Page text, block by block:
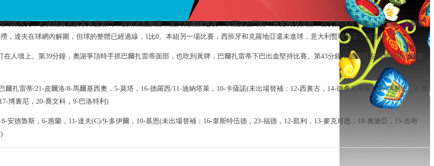
將吉文，右側底線直接零角度射門，後衛前點解圍，意大利繼續進攻，卡薩諾在門前27米處轉身抽射，吉文抱球脫手偏出左門柱，皮爾洛
，達夫在球網內解圍，但球的整體已經過線，1比0。本組另一場比賽，西班牙和克羅地亞還未進球，意大利暫時升至小組首位。
人墻上。第39分鐘，奧謝爭頂時手抓巴爾扎雷蒂面部，也吃到黃牌，巴爾扎雷蒂下巴出血堅持比賽。第43分鐘，德羅西左側禁區角上推射
爾扎雷蒂/21-皮爾洛/8-馬爾基西奧，5-莫塔，16-德羅西/11-迪納塔萊，10-卡薩諾(未出場替補：12-西裏古，14-德桑克蒂斯，19-博努奇，4-奧
博裏尼，20-喬文科，9-巴洛特利)
安德魯斯，6-惠蘭，11-達夫(C)/9-多伊爾，10-基恩(未出場替補：16-韋斯特伍德，23-福德，12-凱利，13-麥克肖恩，18-奧迪亞，15-吉布